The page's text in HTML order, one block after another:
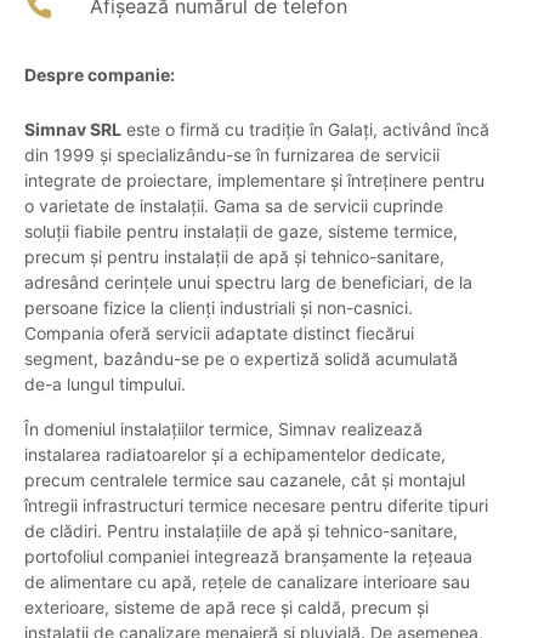
Afișează numărul de telefon
Despre companie:
Simnav SRL este o firmă cu tradiție în Galați, activând încă
din 1999 și specializându-se în furnizarea de servicii
integrate de proiectare, implementare și întreținere pentru
o varietate de instalații. Gama sa de servicii cuprinde
soluții fiabile pentru instalații de gaze, sisteme termice,
precum și pentru instalații de apă și tehnico-sanitare,
adresând cerințele unui spectru larg de beneficiari, de la
persoane fizice la clienți industriali și non-casnici.
Compania oferă servicii adaptate distinct fiecărui
segment, bazându-se pe o expertiză solidă acumulată
de-a lungul timpului.
În domeniul instalațiilor termice, Simnav realizează
instalarea radiatoarelor și a echipamentelor dedicate,
precum centralele termice sau cazanele, cât și montajul
întregii infrastructuri termice necesare pentru diferite tipuri
de clădiri. Pentru instalațiile de apă și tehnico-sanitare,
portofoliul companiei integrează branșamente la rețeaua
de alimentare cu apă, rețele de canalizare interioare sau
exterioare, sisteme de apă rece și caldă, precum și
instalații de canalizare menajeră și pluvială. De asemenea,